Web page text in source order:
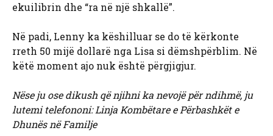
ekuilibrin dhe “ra në një shkallë”.
Në padi, Lenny ka këshilluar se do të kërkonte
rreth 50 mijë dollarë nga Lisa si dëmshpërblim. Në
këtë moment ajo nuk është përgjigjur.
Nëse ju ose dikush që njihni ka nevojë për ndihmë, ju
lutemi telefononi: Linja Kombëtare e Përbashkët e
Dhunës në Familje